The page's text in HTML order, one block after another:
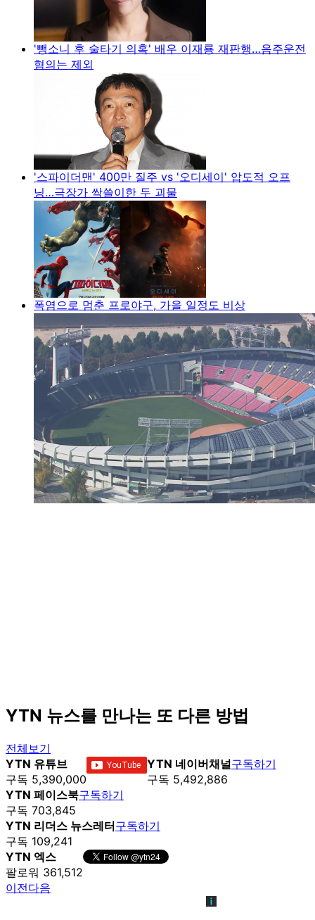
'뺑소니 후 술타기 의혹' 배우 이재룡 재판행…음주운전
혐의는 제외
'스파이더맨' 400만 질주 vs '오디세이' 압도적 오프
닝…극장가 싹쓸이한 두 괴물
폭염으로 멈춘 프로야구, 가을 일정도 비상
YTN 뉴스를 만나는 또 다른 방법
전체보기
YTN 유튜브
구독 5,390,000
YTN 네이버채널
구독 5,492,886
구독하기
YTN 페이스북
구독 703,845
구독하기
YTN 리더스 뉴스레터
구독 109,241
구독하기
YTN 엑스
팔로워 361,512
이전다음